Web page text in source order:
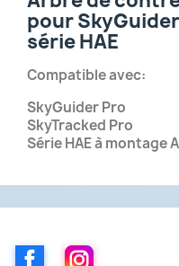
pourS
série HAE
Compatible avec:
SkyGuider Pro
SkyTracked Pro
Série HAE à montage
FacebookInstagram